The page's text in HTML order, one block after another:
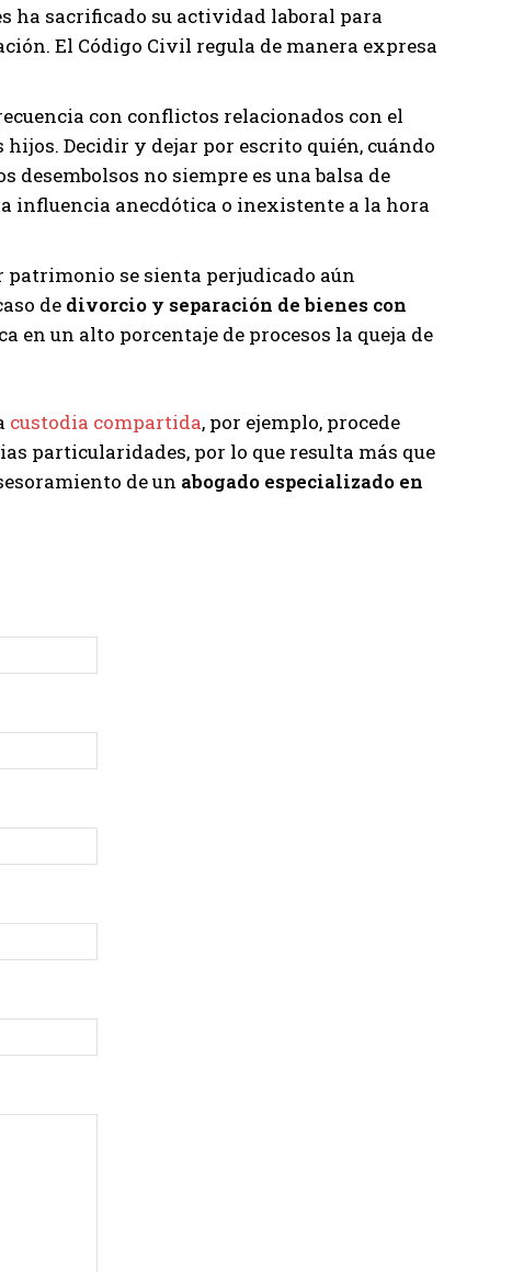
ha sacrificado su actividad laboral para
El Código Civil regula de manera expresa
con conflictos relacionados con el
Decidir y dejar por escrito quién, cuándo
desembolsos no siempre es una balsa de
influencia anecdótica o inexistente a la hora
patrimonio se sienta perjudicado aún
de divorcio y separación de bienes con
en un alto porcentaje de procesos la queja de
custodia compartida, por ejemplo, procede
particularidades, por lo que resulta más que
de un abogado especializado en